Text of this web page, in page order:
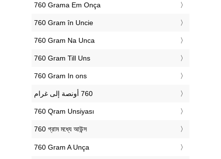
‎760 Grama Em Onça
‎760 Gram în Uncie
‎760 Gram Na Unca
‎760 Gram Till Uns
‎760 Gram In ons
‎760 Qram Unsiyası
‎760 গ্রাম মধ্যে আউন্স
‎760 Gram A Unça